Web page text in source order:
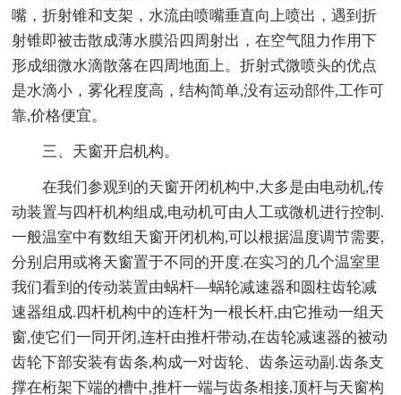
嘴，折射锥和支架，水流由喷嘴垂直向上喷出，遇到折
射锥即被击散成薄水膜沿四周射出，在空气阻力作用下
形成细微水滴散落在四周地面上。折射式微喷头的优点
是水滴小，雾化程度高，结构简单,没有运动部件,工作可
靠,价格便宜。
三、天窗开启机构。
在我们参观到的天窗开闭机构中,大多是由电动机,传
动装置与四杆机构组成,电动机可由人工或微机进行控制.
一般温室中有数组天窗开闭机构,可以根据温度调节需要,
分别启用或将天窗置于不同的开度.在实习的几个温室里
我们看到的传动装置由蜗杆—蜗轮减速器和圆柱齿轮减
速器组成.四杆机构中的连杆为一根长杆,由它推动一组天
窗,使它们一同开闭,连杆由推杆带动,在齿轮减速器的被动
齿轮下部安装有齿条,构成一对齿轮、齿条运动副.齿条支
撑在桁架下端的槽中,推杆一端与齿条相接,顶杆与天窗构